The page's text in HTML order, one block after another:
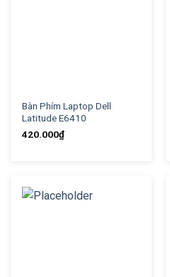
Bàn Phím Laptop Dell
Latitude E6410
420.000₫